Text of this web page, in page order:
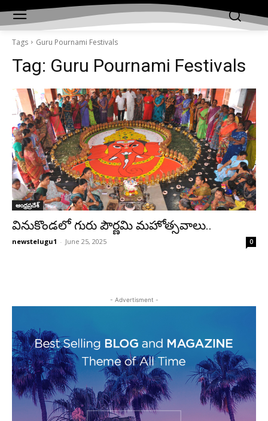
Tags Guru Pournami Festivals
Tag: Guru Pournami Festivals
ఆంధ్రప్రదేశ్‌
వినుకొండలో గురు పౌర్ణమి మహోత్సవాలు..
newstelugu1 - June 25, 2025 0
- Advertisment -